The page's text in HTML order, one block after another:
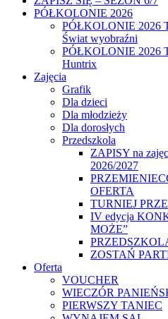
PÓŁKOLONIE 2026
PÓŁKOLONIE 2026
Świat wyobraźni
PÓŁKOLONIE 2026
Huntrix
Zajęcia
Grafik
Dla dzieci
Dla młodzieży
Dla dorosłych
Przedszkola
ZAPISY na
2026/2027
OFERTA
TURNIEJ
IV edycja
MOŻE”
ZOSTAŃ
Oferta
VOUCHER
WIECZÓR
PIERWSZY TANIEC